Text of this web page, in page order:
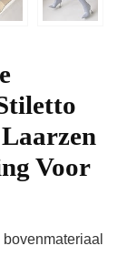
Voor